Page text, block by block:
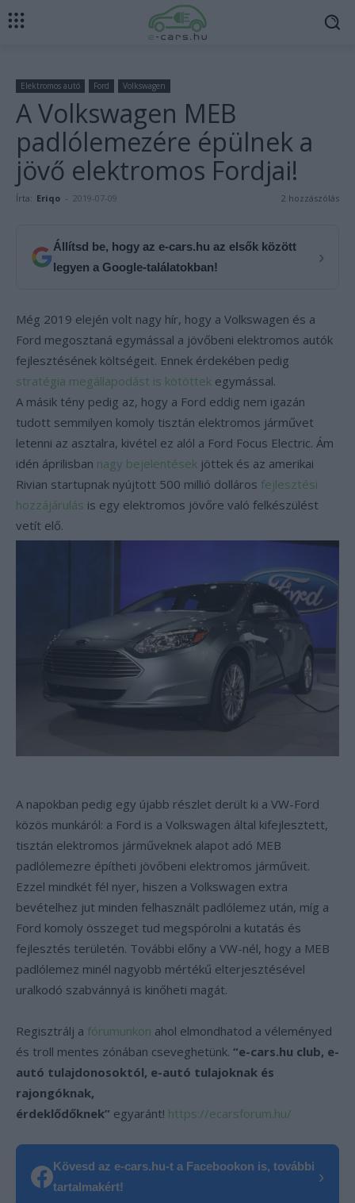
Elektromos autó Ford Volkswagen
A Volkswagen MEB
padlólemezére épülnek a
jövő elektromos Fordjai!
Írta: Eriqo - 2019-07-09 2 hozzászólás
Állítsd be, hogy az e-cars.hu az elsők között
legyen a Google-találatokban!
›
Még 2019 elején volt nagy hír, hogy a Volkswagen és a
Ford megosztaná egymással a jövőbeni elektromos autók
fejlesztésének költségeit. Ennek érdekében pedig
stratégia megállapodást is kötöttek egymással.
A másik tény pedig az, hogy a Ford eddig nem igazán
tudott semmilyen komoly tisztán elektromos járművet
letenni az asztalra, kivétel ez alól a Ford Focus Electric. Ám
idén áprilisban nagy bejelentések jöttek és az amerikai
Rivian startupnak nyújtott 500 millió dolláros fejlesztési
hozzájárulás is egy elektromos jövőre való felkészülést
vetít elő.
A napokban pedig egy újabb részlet derült ki a VW-Ford
közös munkáról: a Ford is a Volkswagen által kifejlesztett,
tisztán elektromos járműveknek alapot adó MEB
padlólemezre építheti jövőbeni elektromos járműveit.
Ezzel mindkét fél nyer, hiszen a Volkswagen extra
bevételhez jut minden felhasznált padlólemez után, míg a
Ford komoly összeget tud megspórolni a kutatás és
fejlesztés területén. További előny a VW-nél, hogy a MEB
padlólemez minél nagyobb mértékű elterjesztésével
uralkodó szabvánnyá is kinőheti magát.
Regisztrálj a fórumunkon ahol elmondhatod a véleményed
és troll mentes zónában cseveghetünk. “e-cars.hu club, e-
autó tulajdonosoktól, e-autó tulajoknak és
rajongóknak,
érdeklődőknek” egyaránt! https://ecarsforum.hu/
Kövesd az e-cars.hu-t a Facebookon is, további
tartalmakért!
›